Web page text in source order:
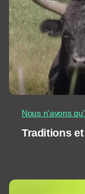
Nous n'avons
Traditions